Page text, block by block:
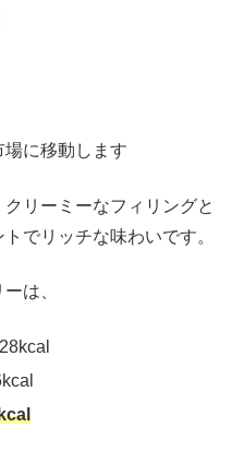
に移動します
リーミーなフィリングと
でリッチな味わいです。
は、